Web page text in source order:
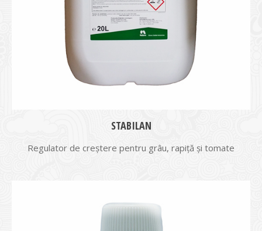
STABILAN
Regulator de creștere pentru grâu, rapiță și tomate